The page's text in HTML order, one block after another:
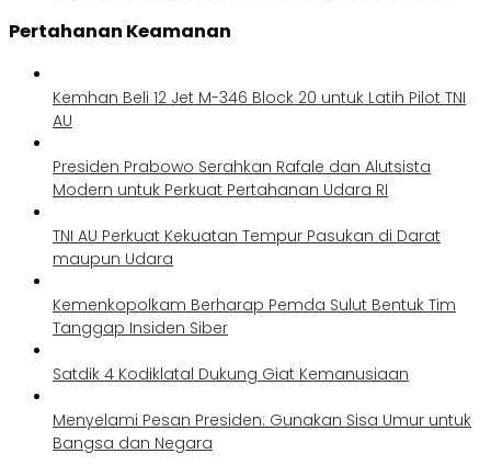
Pertahanan Keamanan
Kemhan Beli 12 Jet M-346 Block 20 untuk Latih Pilot TNI
AU
Presiden Prabowo Serahkan Rafale dan Alutsista
Modern untuk Perkuat Pertahanan Udara RI
TNI AU Perkuat Kekuatan Tempur Pasukan di Darat
maupun Udara
Kemenkopolkam Berharap Pemda Sulut Bentuk Tim
Tanggap Insiden Siber
Satdik 4 Kodiklatal Dukung Giat Kemanusiaan
Menyelami Pesan Presiden: Gunakan Sisa Umur untuk
Bangsa dan Negara